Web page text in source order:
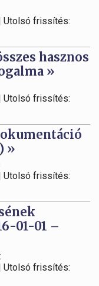
Utolsó frissítés:
hasznos
»
Utolsó frissítés:
»
Utolsó frissítés:
01-01 –
Utolsó frissítés: